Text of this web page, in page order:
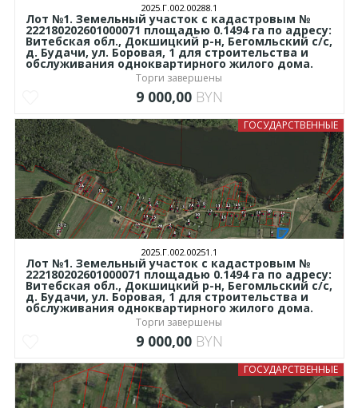
2025.Г.002.00288.1
Лот №1. Земельный участок с кадастровым №
222180202601000071 площадью 0.1494 га по адресу:
Витебская обл., Докшицкий р-н, Бегомльский с/с,
д. Будачи, ул. Боровая, 1 для строительства и
обслуживания одноквартирного жилого дома.
Торги завершены
9 000,00 BYN
ГОСУДАРСТВЕННЫЕ
2025.Г.002.00251.1
Лот №1. Земельный участок с кадастровым №
222180202601000071 площадью 0.1494 га по адресу:
Витебская обл., Докшицкий р-н, Бегомльский с/с,
д. Будачи, ул. Боровая, 1 для строительства и
обслуживания одноквартирного жилого дома.
Торги завершены
9 000,00 BYN
ГОСУДАРСТВЕННЫЕ